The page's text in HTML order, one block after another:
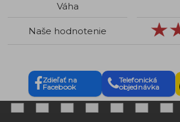
Váha
Naše hodnotenie
Zdieľať na
Facebook
Telefonická
objednávka